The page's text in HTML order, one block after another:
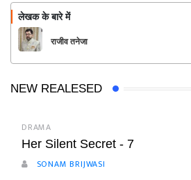
लेखक के बारे में
राजीव तनेजा
NEW REALESED
DRAMA
Her Silent Secret - 7
SONAM BRIJWASI